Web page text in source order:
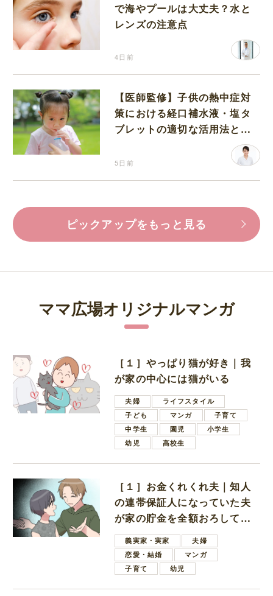
で海やプールは大丈夫？水と
レンズの注意点
4日前
【医師監修】子供の熱中症対
策における経口補水液・塩タ
ブレットの適切な活用法と水
5日前
ピックアップをもっと見る
ママ広場オリジナルマンガ
［１］やっぱり猫が好き｜我
が家の中心には猫がいる
夫婦
ライフスタイル
子ども
マンガ
子育て
中学生
園児
小学生
幼児
高校生
［１］お金くれくれ夫｜知人
の連帯保証人になっていた夫
が家の貯金を全額おろしてほ
しいと言ってきた
義実家・実家
夫婦
恋愛・結婚
マンガ
子育て
幼児